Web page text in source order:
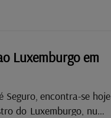
Luxemburgo em
Seguro, encontra-se hoje
do Luxemburgo, numa